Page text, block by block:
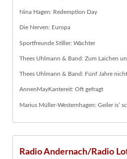
Nina Hagen: Redemption Day
Die Nerven: Europa
Sportfreunde Stiller: Wächter
Thees Uhlmann & Band: Zum Laichen
Thees Uhlmann & Band: Fünf Jahre
AnnenMayKantereit: Oft gefragt
Marius Müller-Westernhagen: Geiler is’
Radio Andernach/Radio